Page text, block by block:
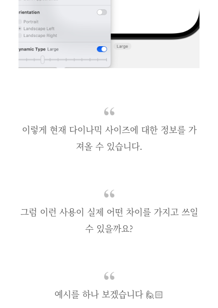
이렇게 현재 다이나믹 사이즈에 대한 정보를 가
져올 수 있습니다.
그럼 이런 사용이 실제 어떤 차이를 가지고 쓰일
수 있을까요?
예시를 하나 보겠습니다 🙋🏻